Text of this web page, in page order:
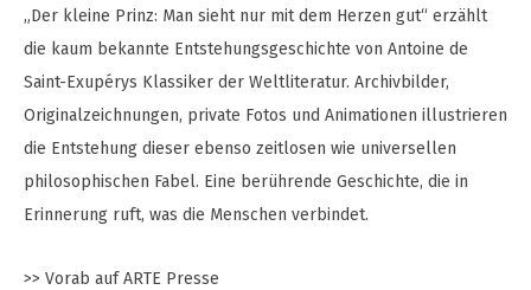
„Der kleine Prinz: Man sieht nur mit dem Herzen gut“ erzählt
die kaum bekannte Entstehungsgeschichte von Antoine de
Saint-Exupérys Klassiker der Weltliteratur. Archivbilder,
Originalzeichnungen, private Fotos und Animationen illustrieren
die Entstehung dieser ebenso zeitlosen wie universellen
philosophischen Fabel. Eine berührende Geschichte, die in
Erinnerung ruft, was die Menschen verbindet.
>> Vorab auf ARTE Presse